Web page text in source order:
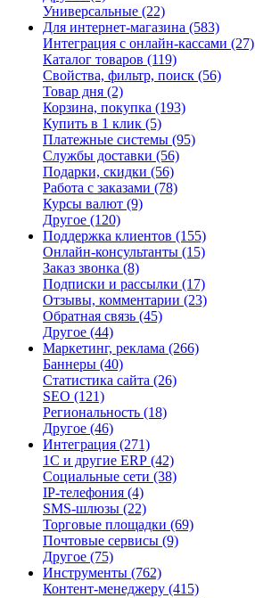
Универсальные (22)
Для интернет-магазина (583)
Интеграция с онлайн-кассами (27)
Каталог товаров (119)
Свойства, фильтр, поиск (56)
Товар дня (2)
Корзина, покупка (193)
Купить в 1 клик (5)
Платежные системы (95)
Службы доставки (56)
Подарки, скидки (56)
Работа с заказами (78)
Курсы валют (9)
Другое (120)
Поддержка клиентов (155)
Онлайн-консультанты (15)
Заказ звонка (8)
Подписки и рассылки (17)
Отзывы, комментарии (23)
Обратная связь (45)
Другое (44)
Маркетинг, реклама (266)
Баннеры (40)
Статистика сайта (26)
SEO (121)
Региональность (18)
Другое (46)
Интеграция (271)
1С и другие ERP (42)
Социальные сети (38)
IP-телефония (4)
SMS-шлюзы (22)
Торговые площадки (69)
Почтовые сервисы (9)
Другое (75)
Инструменты (762)
Контент-менеджеру (415)